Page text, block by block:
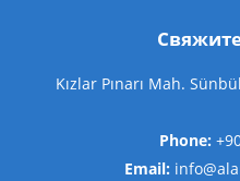
Kızlar Pınarı Mah.
Phone:
Email: